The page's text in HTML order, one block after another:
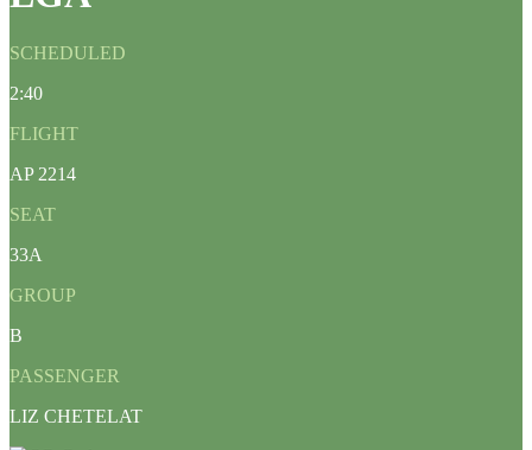
SCHEDULED
2:40
FLIGHT
AP 2214
SEAT
33A
GROUP
B
PASSENGER
LIZ CHETELAT